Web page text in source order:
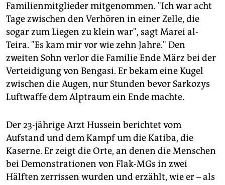
Familienmitglieder mitgenommen. "Ich war acht
Tage zwischen den Verhören in einer Zelle, die
sogar zum Liegen zu klein war", sagt Marei al-
Teira. "Es kam mir vor wie zehn Jahre." Den
zweiten Sohn verlor die Familie Ende März bei der
Verteidigung von Bengasi. Er bekam eine Kugel
zwischen die Augen, nur Stunden bevor Sarkozys
Luftwaffe dem Alptraum ein Ende machte.
Der 23-jährige Arzt Hussein berichtet vom
Aufstand und dem Kampf um die Katiba, die
Kaserne. Er zeigt die Orte, an denen die Menschen
bei Demonstrationen von Flak-MGs in zwei
Hälften zerrissen wurden und erzählt, wie er – als